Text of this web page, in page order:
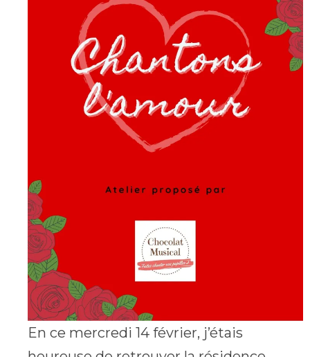
En ce mercredi 14 février, j’étais